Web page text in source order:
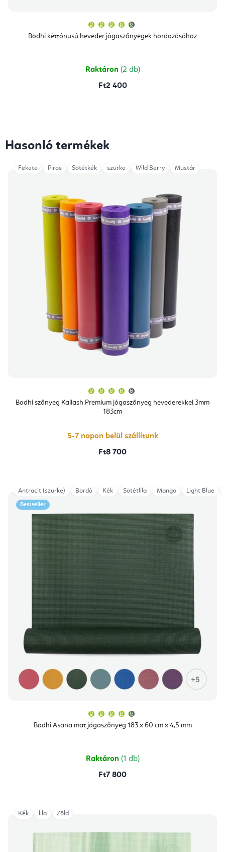
Bodhi kéttónusú heveder jógaszőnyegek hordozásához
átlagos
értékelése
csillag.
Raktáron (2 db)
Ft2 400
Hasonló termékek
Bodhi szőnyeg Kailash Premium jógaszőnyeg hevederekkel 3mm
183cm
átlagos
értékelése
csillag.
5-7 napon belül szállítunk
Ft8 700
Fekete Piros Sötétkék szürke Wild Berry Mustár
Bestseller
Bodhi Asana mat jógaszőnyeg 183 x 60 cm x 4,5 mm
átlagos
értékelése
csillag.
Raktáron (1 db)
Ft7 800
Antracit (szürke) Bordó Kék Sötétlila Mango Light Blue
Kék lila Zöld